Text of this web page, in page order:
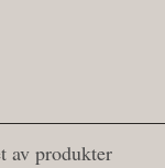
av produkter